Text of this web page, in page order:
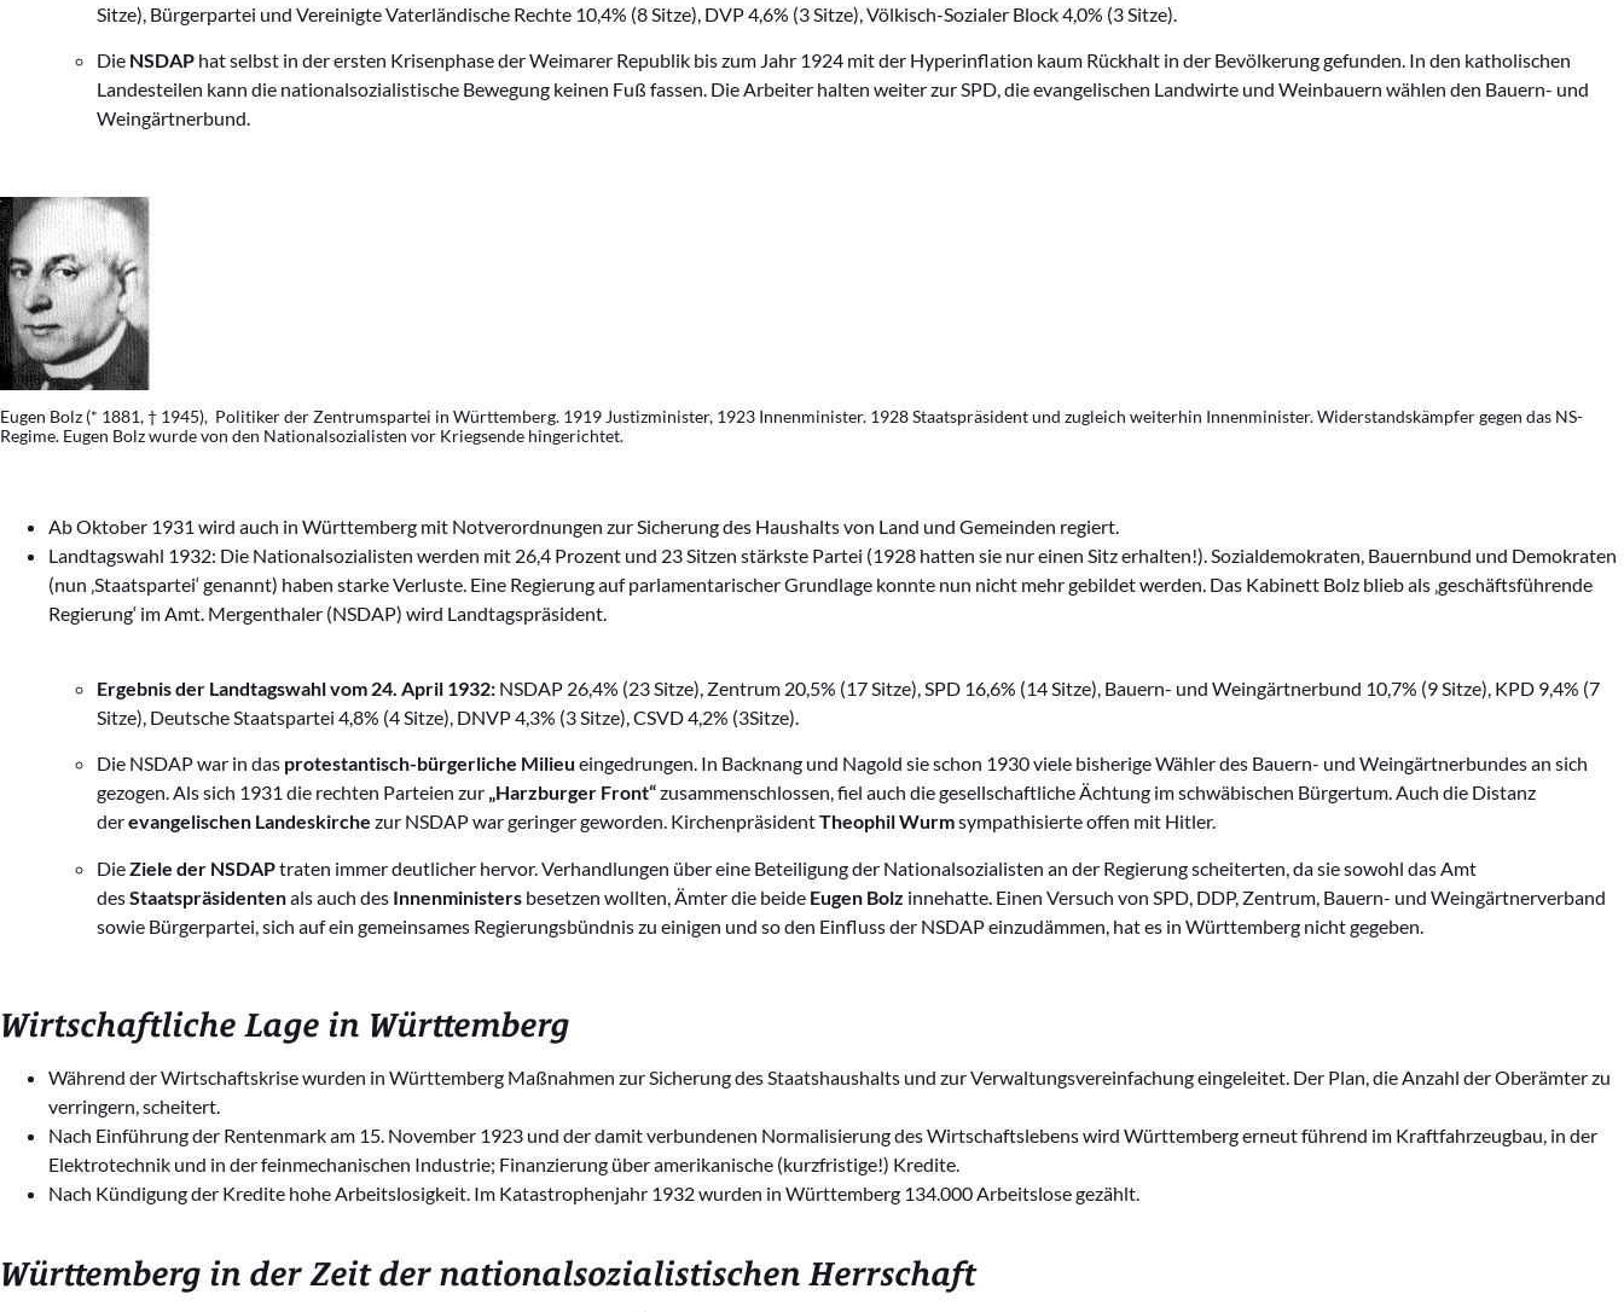
Sitze), Bürgerpartei und Vereinigte Vaterländische Rechte 10,4% (8 Sitze), DVP 4,6% (3 Sitze), Völkisch-Sozialer Block 4,0% (3 Sitze).
Die NSDAP hat selbst in der ersten Krisenphase der Weimarer Republik bis zum Jahr 1924 mit der Hyperinflation kaum Rückhalt in der Bevölkerung gefunden. In den katholischen
Landesteilen kann die nationalsozialistische Bewegung keinen Fuß fassen. Die Arbeiter halten weiter zur SPD, die evangelischen Landwirte und Weinbauern wählen den Bauern- und
Weingärtnerbund.
Eugen Bolz (* 1881, † 1945), Politiker der Zentrumspartei in Württemberg. 1919 Justizminister, 1923 Innenminister. 1928 Staatspräsident und zugleich weiterhin Innenminister. Widerstandskämpfer gegen das NS-
Regime. Eugen Bolz wurde von den Nationalsozialisten vor Kriegsende hingerichtet.
Ab Oktober 1931 wird auch in Württemberg mit Notverordnungen zur Sicherung des Haushalts von Land und Gemeinden regiert.
Landtagswahl 1932: Die Nationalsozialisten werden mit 26,4 Prozent und 23 Sitzen stärkste Partei (1928 hatten sie nur einen Sitz erhalten!). Sozialdemokraten, Bauernbund und Demokraten
(nun ‚Staatspartei‘ genannt) haben starke Verluste. Eine Regierung auf parlamentarischer Grundlage konnte nun nicht mehr gebildet werden. Das Kabinett Bolz blieb als ‚geschäftsführende
Regierung‘ im Amt. Mergenthaler (NSDAP) wird Landtagspräsident.
Ergebnis der Landtagswahl vom 24. April 1932: NSDAP 26,4% (23 Sitze), Zentrum 20,5% (17 Sitze), SPD 16,6% (14 Sitze), Bauern- und Weingärtnerbund 10,7% (9 Sitze), KPD 9,4% (7
Sitze), Deutsche Staatspartei 4,8% (4 Sitze), DNVP 4,3% (3 Sitze), CSVD 4,2% (3Sitze).
Die NSDAP war in das protestantisch-bürgerliche Milieu eingedrungen. In Backnang und Nagold sie schon 1930 viele bisherige Wähler des Bauern- und Weingärtnerbundes an sich
gezogen. Als sich 1931 die rechten Parteien zur „Harzburger Front“zusammenschlossen, fiel auch die gesellschaftliche Ächtung im schwäbischen Bürgertum. Auch die Distanz
derevangelischen Landeskirche zur NSDAP war geringer geworden. KirchenpräsidentTheophil Wurmsympathisierte offen mit Hitler.
DieZiele der NSDAPtraten immer deutlicher hervor. Verhandlungen über eine Beteiligung der Nationalsozialisten an der Regierung scheiterten, da sie sowohl das Amt
desStaatspräsidentenals auch des Innenministers besetzen wollten, Ämter die beide Eugen Bolz innehatte. Einen Versuch von SPD, DDP, Zentrum, Bauern- und Weingärtnerverband
sowie Bürgerpartei, sich auf ein gemeinsames Regierungsbündnis zu einigen und so den Einfluss der NSDAP einzudämmen, hat es in Württemberg nicht gegeben.
Wirtschaftliche Lage in Württemberg
Während der Wirtschaftskrise wurden in Württemberg Maßnahmen zur Sicherung des Staatshaushalts und zur Verwaltungsvereinfachung eingeleitet. Der Plan, die Anzahl der Oberämter zu
verringern, scheitert.
Nach Einführung der Rentenmark am 15. November 1923 und der damit verbundenen Normalisierung des Wirtschaftslebens wird Württemberg erneut führend im Kraftfahrzeugbau, in der
Elektrotechnik und in der feinmechanischen Industrie; Finanzierung über amerikanische (kurzfristige!) Kredite.
Nach Kündigung der Kredite hohe Arbeitslosigkeit. Im Katastrophenjahr 1932 wurden in Württemberg 134.000 Arbeitslose gezählt.
Württemberg in der Zeit der nationalsozialistischen Herrschaft